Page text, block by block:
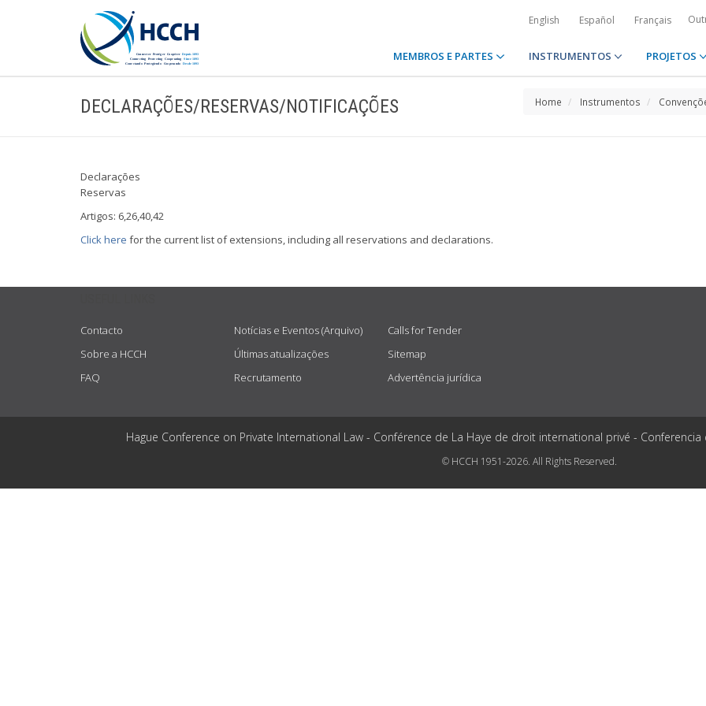
English Español Français
MEMBROS E PARTES INSTRUMENTOS PROJETOS
DECLARAÇÕES/RESERVAS/NOTIFICAÇÕES Home Instrumentos
Declarações
Reservas
Artigos: 6,26,40,42
Click here for the current list of extensions, including all reservations and declarations.
Contacto
Sobre a HCCH
FAQ
Notícias e Eventos (Arquivo)
Últimas atualizações
Recrutamento
Calls for Tender
Sitemap
Advertência jurídica
Hague Conference on Private International Law - Conférence de La Haye de droit international privé -
© HCCH 1951-2026. All Rights Reserved.